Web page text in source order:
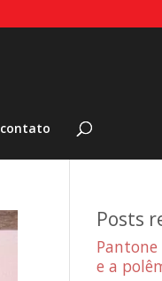
contato
Posts
Pantone
e a